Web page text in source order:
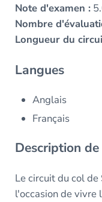
Note d'examen :
Nombre
Longueur du
Langues
Anglais
Français
Description
Le circuit du col de
l'occasion de vivre